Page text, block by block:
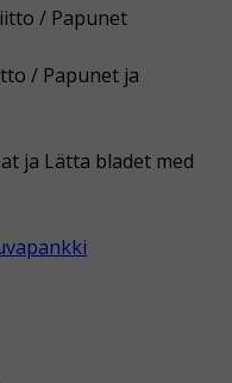
/ Papunet
/ Papunet ja
ja Lätta bladet med